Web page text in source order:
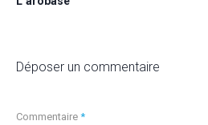
Déposer un commentaire
Commentaire *